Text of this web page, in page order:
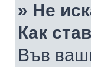
» Не
Как
Във